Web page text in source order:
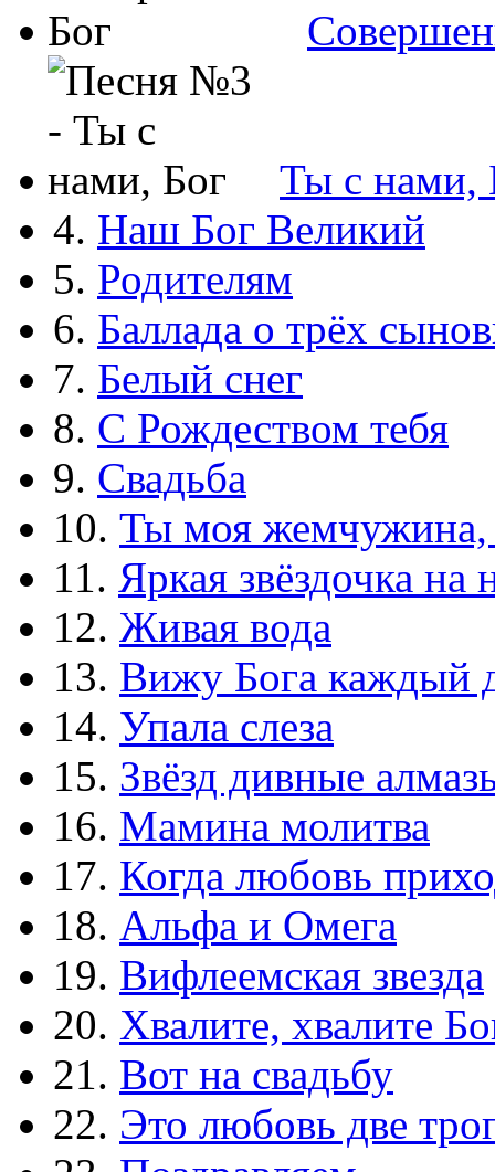
Ты с нами,
4. Наш Бог Великий
5. Родителям
6. Баллада о трёх
7. Белый снег
8. С Рождеством тебя
9. Свадьба
10. Ты моя жемчужина,
11. Яркая звёздочка на
12. Живая вода
13. Вижу Бога каждый
14. Упала слеза
15. Звёзд дивные
16. Мамина молитва
17. Когда любовь
18. Альфа и Омега
19. Вифлеемская звезда
20. Хвалите, хвалите
21. Вот на свадьбу
22. Это любовь две